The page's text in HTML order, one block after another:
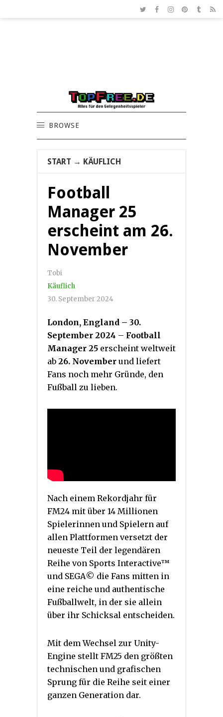
BROWSE
START → KÄUFLICH
Football
Manager 25
erscheint am 26.
November
Tobi
Käuflich
30. September 2024
London, England – 30.
September 2024 – Football
Manager 25 erscheint weltweit
ab 26. November und liefert
Fans noch mehr Gründe, den
Fußball zu lieben.
Nach einem Rekordjahr für
FM24 mit über 14 Millionen
Spielerinnen und Spielern auf
allen Plattformen versetzt der
neueste Teil der legendären
Reihe von Sports Interactive™
und SEGA© die Fans mitten in
eine reiche und authentische
Fußballwelt, in der sie allein
über ihr Schicksal entscheiden.
Mit dem Wechsel zur Unity-
Engine stellt FM25 den größten
technischen und grafischen
Sprung für die Reihe seit einer
ganzen Generation dar.